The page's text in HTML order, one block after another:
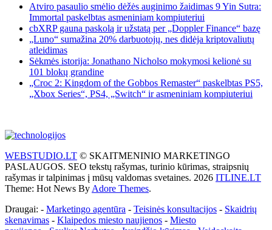
Atviro pasaulio smėlio dėžės auginimo žaidimas 9 Yin Sutra:
Immortal paskelbtas asmeniniam kompiuteriui
cbXRP gauna paskolą ir užstatą per „Doppler Finance“ bazę
„Luno“ sumažina 20% darbuotojų, nes didėja kriptovaliutų
atleidimas
Sėkmės istorija: Jonathano Nicholso mokymosi kelionė su
101 blokų grandine
„Croc 2: Kingdom of the Gobbos Remaster“ paskelbtas PS5,
„Xbox Series“, PS4, „Switch“ ir asmeniniam kompiuteriui
WEBSTUDIO.LT © SKAITMENINIO MARKETINGO
PASLAUGOS. SEO tekstų rašymas, turinio kūrimas, straipsnių
rašymas ir talpinimas į mūsų valdomas svetaines. 2026 ITLINE.LT
Theme: Hot News By Adore Themes.
Draugai: - Marketingo agentūra - Teisinės konsultacijos - Skaidrių
skenavimas - Klaipedos miesto naujienos - Miesto